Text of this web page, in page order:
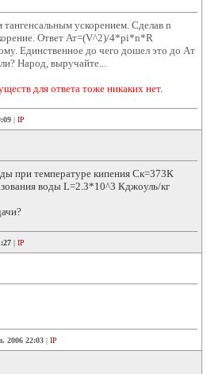
ускорением. Сделав n
Ответ Ат=(V^2)/4*pi*n*R
Единственное до чего дошел это до Aт
Народ, выручайте...
для ответа тоже никаких нет.
| IP
при температуре кипения Ск=373К
воды L=2.3*10^3 Кджоуль/кг
| IP
2006 22:03 | IP